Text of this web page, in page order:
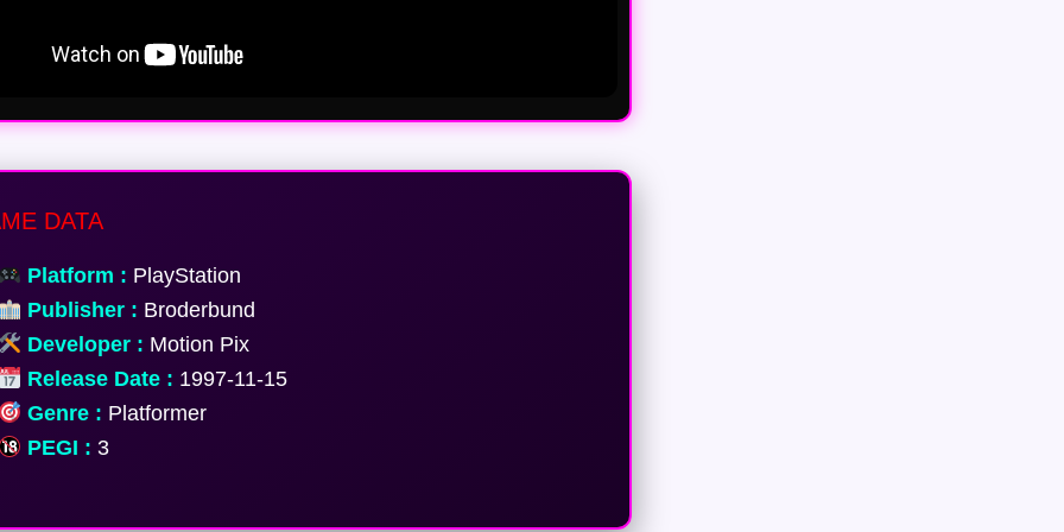
DATA
Platform : PlayStation
Publisher : Broderbund
Developer : Motion Pix
Release Date : 1997-11-15
Genre : Platformer
PEGI : 3